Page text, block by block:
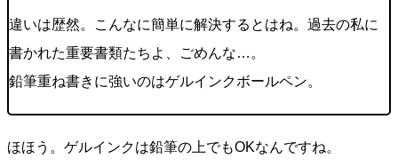
違いは歴然。こんなに簡単に解決するとはね。過去の私に
書かれた重要書類たちよ、ごめんな…。
鉛筆重ね書きに強いのはゲルインクボールペン。
ほほう。ゲルインクは鉛筆の上でもOKなんですね。